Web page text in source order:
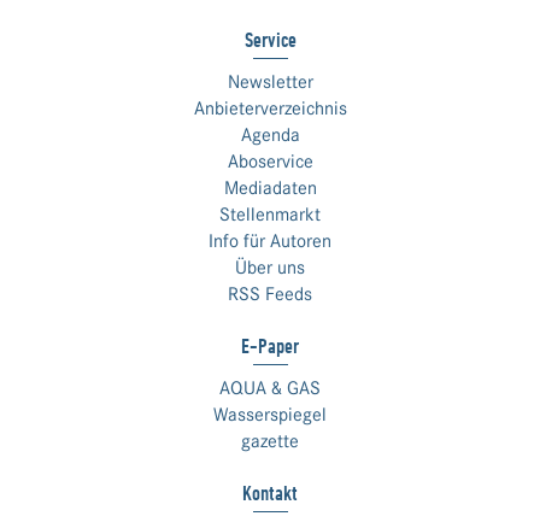
Service
Newsletter
Anbieterverzeichnis
Agenda
Aboservice
Mediadaten
Stellenmarkt
Info für Autoren
Über uns
RSS Feeds
E-Paper
AQUA & GAS
Wasserspiegel
gazette
Kontakt